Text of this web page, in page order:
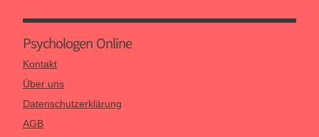
Psychologen Online
Kontakt
Über uns
Datenschutzerklärung
AGB